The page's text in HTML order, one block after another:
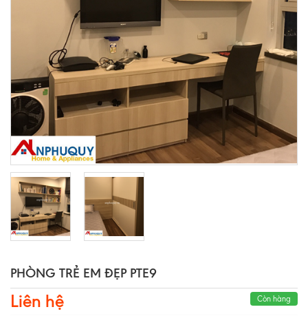
PHÒNG TRẺ EM ĐẸP PTE9
Liên hệ Còn hàng